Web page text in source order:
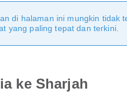
di halaman ini mungkin
yang paling tepat dan terkini.
ke Sharjah